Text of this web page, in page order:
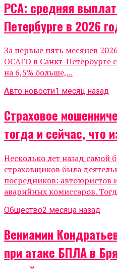
РСА: средняя
Петербурге в 2026
За первые пять месяцев
ОСАГО в Санкт-Петербурге
на 6,5% больше,...
Авто новости1 месяц назад
Страховое
тогда и сейчас, что
Несколько лет назад самой
страховщиков была
посредников: автоюристов
аварийных комиссаров.
Общество2 месяца назад
Вениамин
при атаке БПЛА в